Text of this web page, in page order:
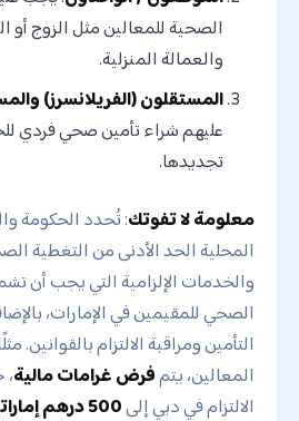
الصحية للمعالين مثل الزوج أو
والعمالة المنزلية.
المستقلون (الفريلانسرز)
عليهم شراء تأمين صحي فردي
تجديدها.
معلومة لا تفوتك: تُحدد الحكومة
المحلية الحد الأدنى من التغطية
والخدمات الإلزامية التي يجب أن
الصحي للمقيمين في الإمارات،
التأمين ومراقبة الالتزام بالقوانين.
المعالين، يتمفرض غرامات مالية
الالتزام في دبي إلى